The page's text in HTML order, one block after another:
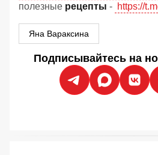
полезные рецепты - https://
Яна Вараксина
Подписывайтесь на